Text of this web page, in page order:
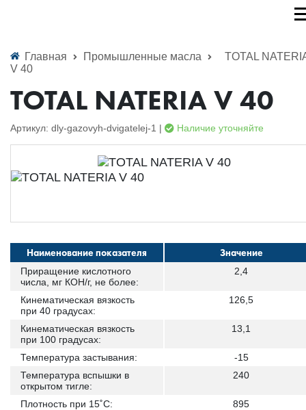
Главная Промышленные масла
TOTAL
V 40
TOTAL NATERIA V 40
Артикул: dly-gazovyh-dvigatelej-1 | Наличие уточняйте
Наименование показателя Значение
Приращение кислотного
числа, мг КОН/г, не более:
2,4
Кинематическая вязкость
при 40 градусах:
126,5
Кинематическая вязкость
при 100 градусах:
13,1
Температура застывания:
-15
Температура вспышки в
открытом тигле:
240
Плотность при 15˚С:
895